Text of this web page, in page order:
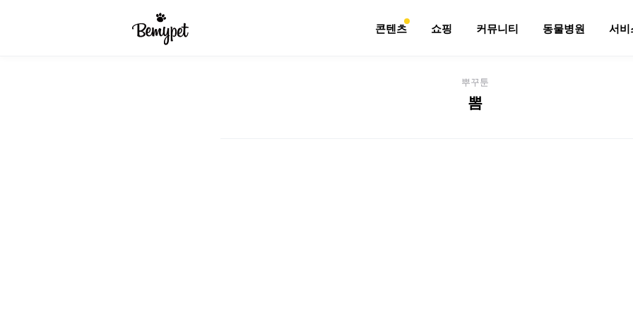
콘텐츠 쇼핑 커뮤니티 동물병원 서비
뿌꾸툰
뽐